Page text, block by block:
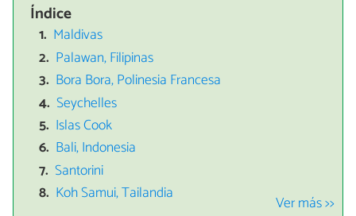
Índice
Maldivas
Palawan, Filipinas
Bora Bora, Polinesia Francesa
Seychelles
Islas Cook
Bali, Indonesia
Santorini
Koh Samui, Tailandia
Ver más >>